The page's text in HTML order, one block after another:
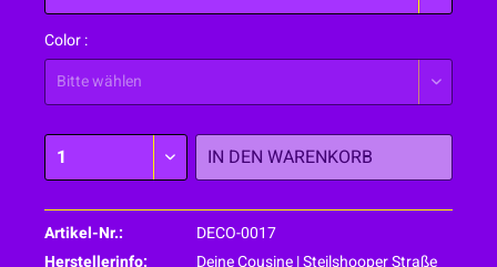
Color :
IN DEN WARENKORB
Artikel-Nr.:
DECO-0017
Herstellerinfo:
Deine Cousine | Steilshooper Straße